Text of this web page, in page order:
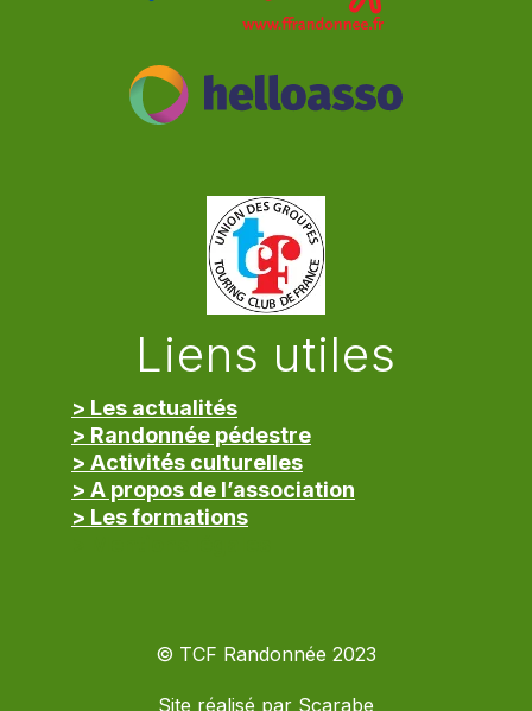
Liens utiles
> Les actualités
> Randonnée pédestre
> Activités culturelles
> A propos de l’association
> Les formations
© TCF Randonnée 2023
Site réalisé par Scarabe